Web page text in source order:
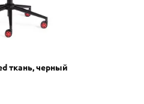
ткань, черный